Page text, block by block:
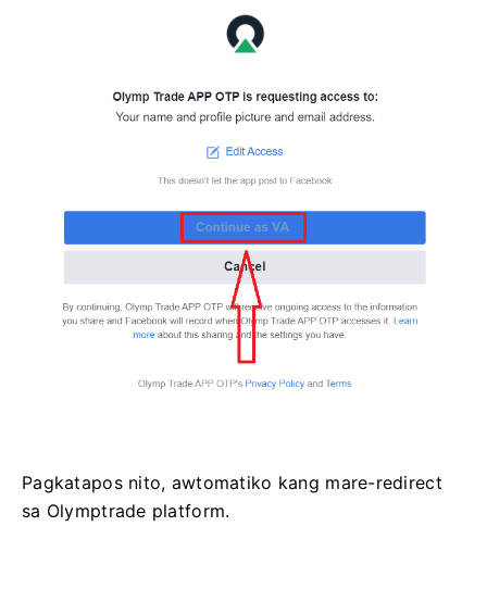
Pagkatapos nito, awtomatiko kang mare-redirect
sa Olymptrade platform.